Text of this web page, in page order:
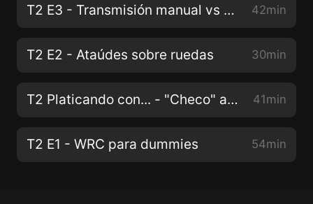
T2 E3 - Transmisión manual vs Transmisión automática 42min
T2 E2 - Ataúdes sobre ruedas 30min
T2 Platicando con... - "Checo" a Red Bull 41min
T2 E1 - WRC para dummies 54min